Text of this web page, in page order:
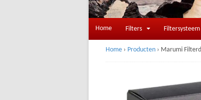
Home Filters Filtersysteem
Home › Producten › Marumi